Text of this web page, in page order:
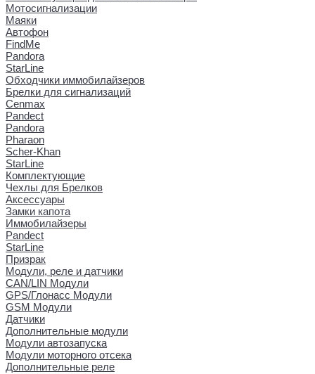
Мотосигнализации
Маяки
Автофон
FindMe
Pandora
StarLine
Обходчики иммобилайзеров
Брелки для сигнализаций
Cenmax
Pandect
Pandora
Pharaon
Scher-Khan
StarLine
Комплектующие
Чехлы для Брелков
Аксессуары
Замки капота
Иммобилайзеры
Pandect
StarLine
Призрак
Модули, реле и датчики
CAN/LIN Модули
GPS/Глонасс Модули
GSM Модули
Датчики
Дополнительные модули
Модули автозапуска
Модули моторного отсека
Дополнительные реле